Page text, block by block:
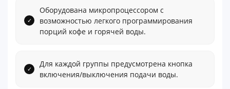
Оборудована микропроцессором с
возможностью легкого программирования
порций кофе и горячей воды.
Для каждой группы предусмотрена кнопка
включения/выключения подачи воды.